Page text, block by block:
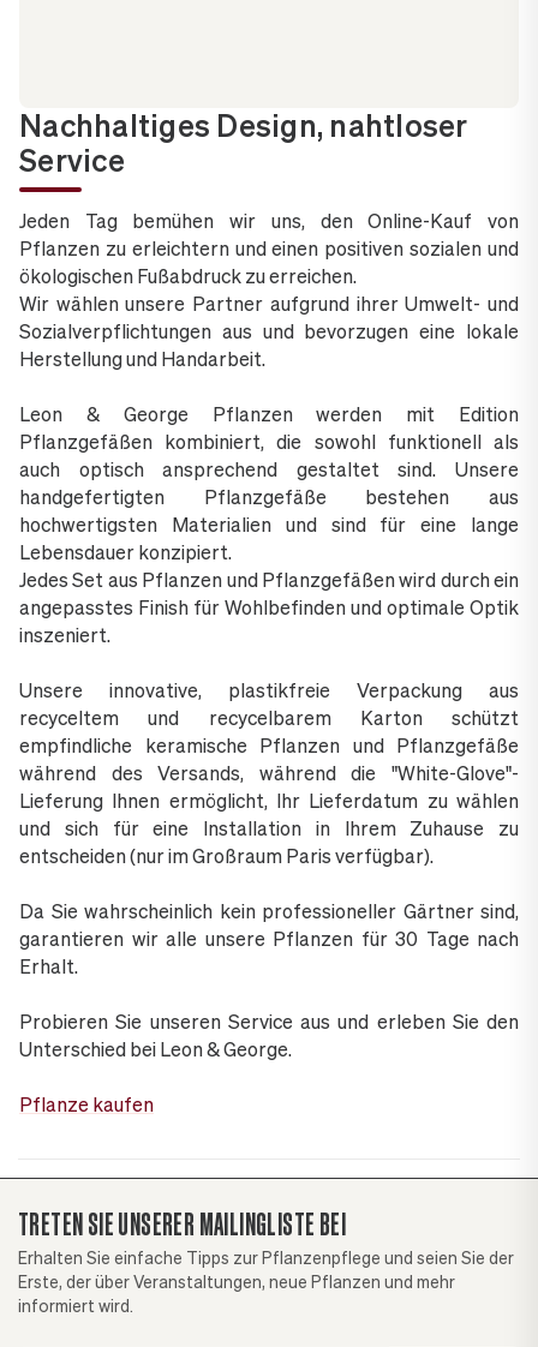
Nachhaltiges Design, nahtloser
Service
Jeden Tag bemühen wir uns, den Online-Kauf von
Pflanzen zu erleichtern und einen positiven sozialen und
ökologischen Fußabdruck zu erreichen.
Wir wählen unsere Partner aufgrund ihrer Umwelt- und
Sozialverpflichtungen aus und bevorzugen eine lokale
Herstellung und Handarbeit.
Leon & George Pflanzen werden mit Edition
Pflanzgefäßen kombiniert, die sowohl funktionell als
auch optisch ansprechend gestaltet sind. Unsere
handgefertigten Pflanzgefäße bestehen aus
hochwertigsten Materialien und sind für eine lange
Lebensdauer konzipiert.
Jedes Set aus Pflanzen und Pflanzgefäßen wird durch ein
angepasstes Finish für Wohlbefinden und optimale Optik
inszeniert.
Unsere innovative, plastikfreie Verpackung aus
recyceltem und recycelbarem Karton schützt
empfindliche keramische Pflanzen und Pflanzgefäße
während des Versands, während die "White-Glove"-
Lieferung Ihnen ermöglicht, Ihr Lieferdatum zu wählen
und sich für eine Installation in Ihrem Zuhause zu
entscheiden (nur im Großraum Paris verfügbar).
Da Sie wahrscheinlich kein professioneller Gärtner sind,
garantieren wir alle unsere Pflanzen für 30 Tage nach
Erhalt.
Probieren Sie unseren Service aus und erleben Sie den
Unterschied bei Leon & George.
Pflanze kaufen
TRETEN SIE UNSERER MAILINGLISTE BEI
Erhalten Sie einfache Tipps zur Pflanzenpflege und seien Sie der
Erste, der über Veranstaltungen, neue Pflanzen und mehr
informiert wird.